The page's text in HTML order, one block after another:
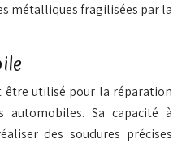
métalliques fragilisées par la
être utilisé pour la réparation
automobiles. Sa capacité à
des soudures précises